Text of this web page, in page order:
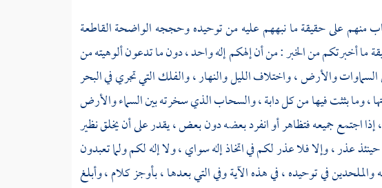
منهم على حقيقة ما نبههم عليه من توحيده وحججه الواضحة القاطعة
ما أخبرتكم من الخبر : من أن إلهكم إله واحد ، دون ما تدعون ألوهيته من
والأرض ، واختلاف الليل والنهار ، والفلك التي تجري في البحر
، وما بثثت فيها من كل دابة ، والسحاب الذي سخرته بين السماء والأرض
إذا اجتمع جميعه فتظاهر أو انفرد بعضه دون بعض ، يقدر على أن يخلق نظير
، وإلا فلا عذر لكم في اتخاذ إله سواي ، ولا إله لكم ولما تعبدون
في توحيده ، في هذه الآية وفي التي بعدها ، بأوجز كلام ، وأبلغ